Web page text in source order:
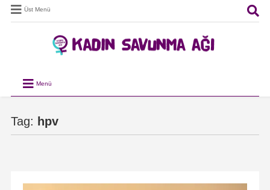
Üst Menü
Menü
Tag: hpv